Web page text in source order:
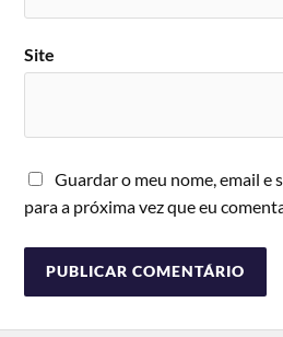
Site
Guardar o meu nome, email e
para a próxima vez que eu